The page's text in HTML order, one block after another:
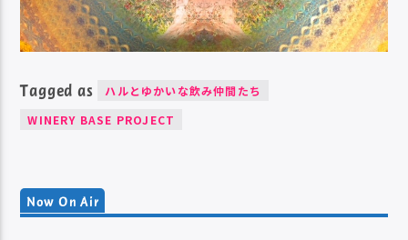
Tagged as
ハルとゆかいな飲み仲間たち
WINERY BASE PROJECT
Now On Air